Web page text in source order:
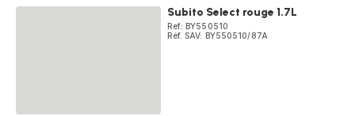
Subito Select rouge 1.7L
Ref: BY550510
Réf. SAV: BY550510/87A